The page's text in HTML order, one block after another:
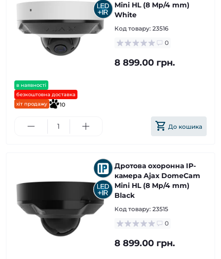
в наявності
безкоштовна доставка
хіт продажу
10
Mini HL (8 Mp/4 mm)
White
Код товару: 23516
0
8 899.00 грн.
До кошика
Дротова охоронна IP-
камера Ajax DomeCam
Mini HL (8 Mp/4 mm)
Black
Код товару: 23515
0
8 899.00 грн.